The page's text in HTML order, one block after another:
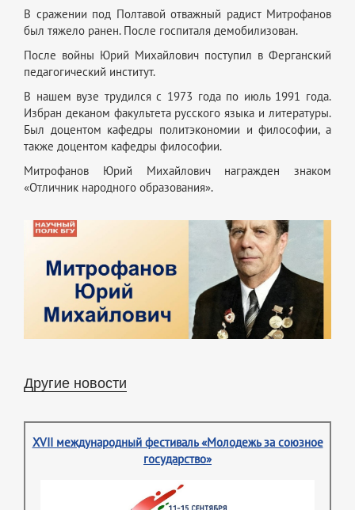
В сражении под Полтавой отважный радист Митрофанов
был тяжело ранен. После госпиталя демобилизован.
После войны Юрий Михайлович поступил в Ферганский
педагогический институт.
В нашем вузе трудился с 1973 года по июль 1991 года.
Избран деканом факультета русского языка и литературы.
Был доцентом кафедры политэкономии и философии, а
также доцентом кафедры философии.
Митрофанов Юрий Михайлович награжден знаком
«Отличник народного образования».
Другие новости
XVII международный фестиваль «Молодежь за союзное
государство»